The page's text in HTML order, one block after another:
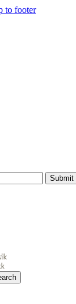
to footer
Submit